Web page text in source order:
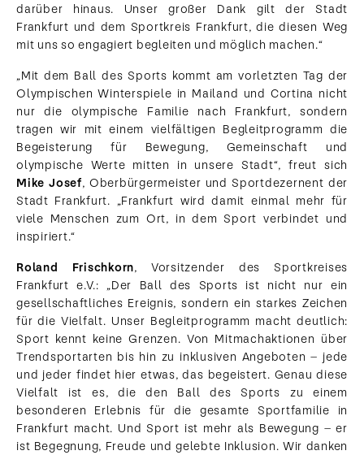
darüber hinaus. Unser großer Dank gilt der Stadt
Frankfurt und dem Sportkreis Frankfurt, die diesen Weg
mit uns so engagiert begleiten und möglich machen.“
„Mit dem Ball des Sports kommt am vorletzten Tag der
Olympischen Winterspiele in Mailand und Cortina nicht
nur die olympische Familie nach Frankfurt, sondern
tragen wir mit einem vielfältigen Begleitprogramm die
Begeisterung für Bewegung, Gemeinschaft und
olympische Werte mitten in unsere Stadt“, freut sich
Mike Josef, Oberbürgermeister und Sportdezernent der
Stadt Frankfurt. „Frankfurt wird damit einmal mehr für
viele Menschen zum Ort, in dem Sport verbindet und
inspiriert.“
Roland Frischkorn, Vorsitzender des Sportkreises
Frankfurt e.V.: „Der Ball des Sports ist nicht nur ein
gesellschaftliches Ereignis, sondern ein starkes Zeichen
für die Vielfalt. Unser Begleitprogramm macht deutlich:
Sport kennt keine Grenzen. Von Mitmachaktionen über
Trendsportarten bis hin zu inklusiven Angeboten – jede
und jeder findet hier etwas, das begeistert. Genau diese
Vielfalt ist es, die den Ball des Sports zu einem
besonderen Erlebnis für die gesamte Sportfamilie in
Frankfurt macht. Und Sport ist mehr als Bewegung – er
ist Begegnung, Freude und gelebte Inklusion. Wir danken